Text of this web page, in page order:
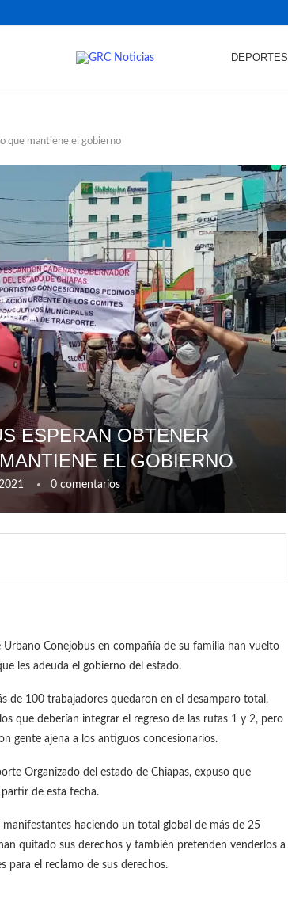
DEPORTES
que mantiene el gobierno
ESPERAN OBTENER
EL GOBIERNO
0 comentarios
Conejobus en compañía de su familia han vuelto
les adeuda el gobierno del estado.
de 100 trabajadores quedaron en el desamparo total,
que deberían integrar el regreso de las rutas 1 y 2, pero
gente ajena a los antiguos concesionarios.
Organizado del estado de Chiapas, expuso que
de esta fecha.
manifestantes haciendo un total global de más de 25
quitado sus derechos y también pretenden venderlos a
para el reclamo de sus derechos.